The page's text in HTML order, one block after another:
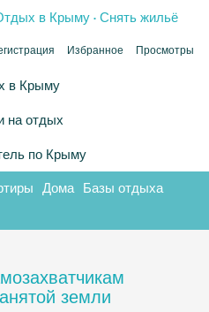
в Крыму .Снять жильё
Избранное Просмотры
в Крыму
на отдых
по Крыму
Дома Базы отдыха
земли